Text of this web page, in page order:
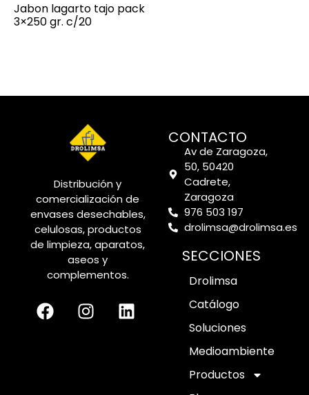
Jabon lagarto tajo pack
3×250 gr. c/20
Distribución y
comercialización de
envases desechables,
celulosas, productos
de limpieza, aparatos,
aseos y
complementos.
CONTACTO
Av de Zaragoza,
50, 50420
Cadrete,
Zaragoza
976 503 197
drolimsa@drolimsa.es
SECCIONES
Drolimsa
Catálogo
Soluciones
Medioambiente
Productos